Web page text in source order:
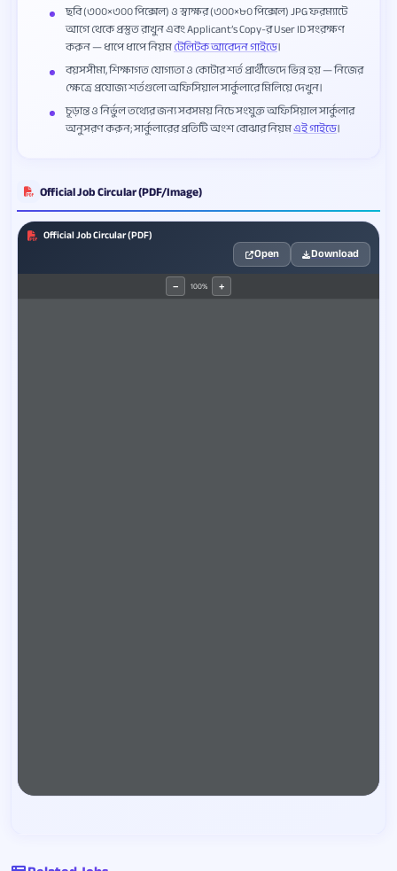
ছবি (৩০০×৩০০ পিক্সেল) ও স্বাক্ষর (৩০০×৮০ পিক্সেল) JPG ফরম্যাটে
আগে থেকে প্রস্তুত রাখুন এবং Applicant’s Copy-র User ID সংরক্ষণ
করুন — ধাপে ধাপে নিয়মটেলিটক আবেদন গাইডে।
বয়সসীমা, শিক্ষাগত যোগ্যতা ও কোটার শর্ত প্রার্থীভেদে ভিন্ন হয় — নিজের
ক্ষেত্রে প্রযোজ্য শর্তগুলো অফিসিয়াল সার্কুলারে মিলিয়ে দেখুন।
চূড়ান্ত ও নির্ভুল তথ্যের জন্য সবসময় নিচে সংযুক্ত অফিসিয়াল সার্কুলার
অনুসরণ করুন; সার্কুলারের প্রতিটি অংশ বোঝার নিয়মএই গাইডে।
Official Job Circular (PDF/Image)
Official Job Circular (PDF)
Open Download
− 100% +